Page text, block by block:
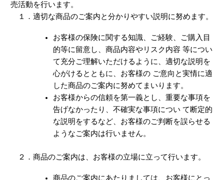
売活動を行います。
１．適切な商品のご案内と分かりやすい説明に努めます。
お客様の保険に関する知識、ご経験、ご購入目
的等に留意し、商品内容やリスク内容 等につい
て充分ご理解いただけるように、適切な説明を
心がけるとともに、お客様の ご意向と実情に適
した商品のご案内に努めてまいります。
お客様からの信頼を第一義とし、重要な事項を
告げなかったり、不確実な事項につい て断定的
な説明をするなど、お客様のご判断を誤らせる
ようなご案内は行いません。
２．商品のご案内は、お客様の立場に立って行います。
商品のご案内にあたりましては、お客様にとっ